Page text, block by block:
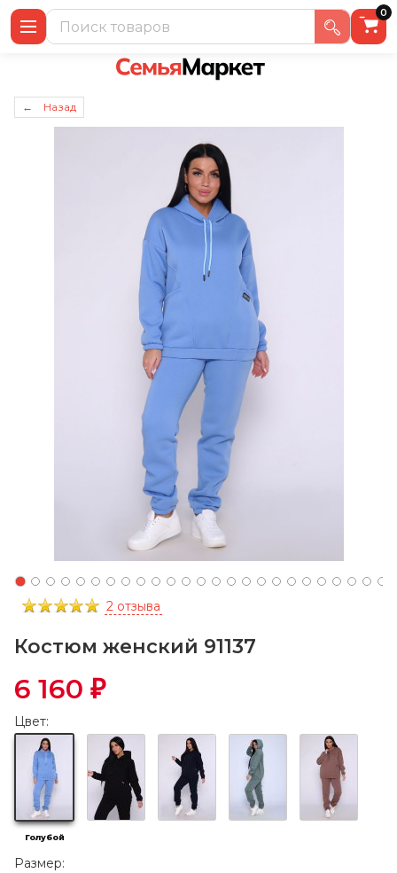
0
← Назад
2 отзыва
Костюм женский 91137
6 160 ₽
Цвет:
Голубой
Размер: